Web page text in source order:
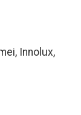
Innolux,